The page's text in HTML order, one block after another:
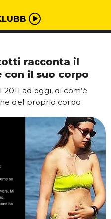
racconta il
il suo corpo
ad oggi, di com’è
del proprio corpo